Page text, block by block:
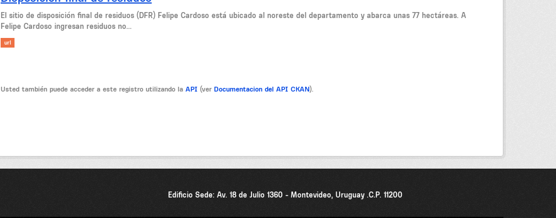
El sitio de disposición final de residuos (DFR) Felipe Cardoso está ubicado al noreste del departamento y abarca unas 77 hectáreas. A
Felipe Cardoso ingresan residuos no...
url
Usted también puede acceder a este registro utilizando la API (ver Documentacion del API CKAN).
Edificio Sede: Av. 18 de Julio 1360 - Montevideo, Uruguay .C.P. 11200